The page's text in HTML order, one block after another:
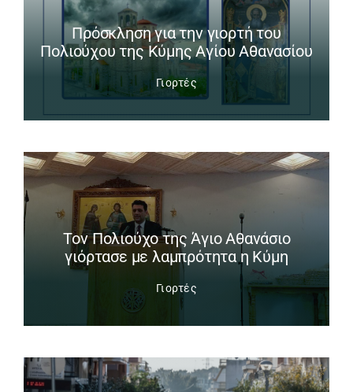
Πρόσκληση για την γιορτή του
Πολιούχου της Κύμης Αγίου Αθανασίου
Γιορτές
Tον Πολιούχο της Άγιο Αθανάσιο
γιόρτασε με λαμπρότητα η Κύμη
Γιορτές